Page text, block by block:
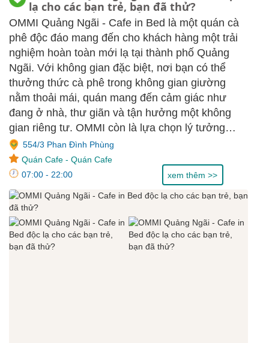
lạ cho các bạn trẻ, bạn đã thử?
OMMI Quảng Ngãi - Cafe in Bed là một quán cà
phê độc đáo mang đến cho khách hàng một trải
nghiệm hoàn toàn mới lạ tại thành phố Quảng
Ngãi. Với không gian đặc biệt, nơi bạn có thể
thưởng thức cà phê trong không gian giường
nằm thoải mái, quán mang đến cảm giác như
đang ở nhà, thư giãn và tận hưởng một không
gian riêng tư. OMMI còn là lựa chọn lý tưởng
cho những ai muốn tìm một nơi yên tĩnh để làm
việc, học tập hay đơn giản là thư giãn sau một
ngày dài.
554/3 Phan Đình Phùng
Quán Cafe - Quán Cafe
07:00 - 22:00
xem thêm >>